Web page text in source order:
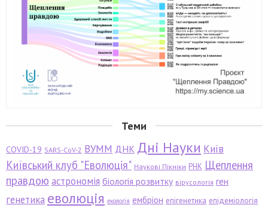
Теми
COVID-19 SARS-CoV-2 ВУММ ДНК Дні Науки Київ
Київський клуб "Еволюція" Наукові Пікніки РНК Щеплення
правдою астрономія біологія розвитку вірусологія ген
генетика еволюція екологія ембріон епігенетика епідеміологія